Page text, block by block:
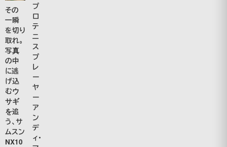
その
一瞬
を切り
取れ。
写真
の中
に逃
げ込
むウ
サギ
を追
う、サ
ムスン
NX10
プ
ロ
テ
ニ
ス
プ
レ
ー
ヤ
ー
ア
ン
デ
ィ・